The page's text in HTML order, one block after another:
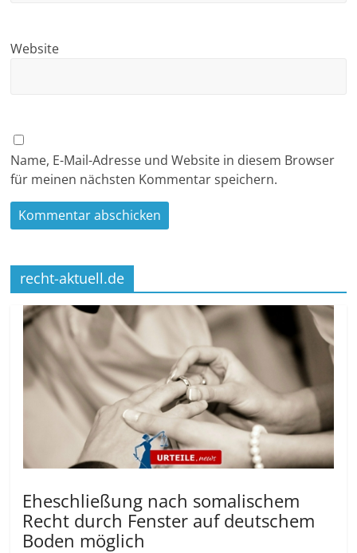
Website
Name, E-Mail-Adresse und Website in diesem Browser
für meinen nächsten Kommentar speichern.
recht-aktuell.de
Eheschließung nach somalischem
Recht durch Fenster auf deutschem
Boden möglich